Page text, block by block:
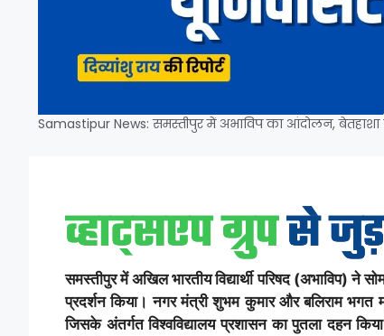
Samastipur News: समस्तीपुर में अभाविप का आंदोलन,
समस्तीपुर में अखिल भारतीय विद्यार्थी परिषद (अभाविप) ने
प्रदर्शन किया। नगर मंत्री शुभम कुमार और बलिराम भगत
जिसके अंतर्गत विश्वविद्यालय प्रशासन का पुतला दहन